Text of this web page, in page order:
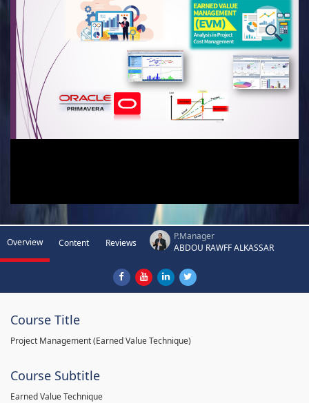
Overview Content Reviews
P.Manager
ABDOU RAWFF ALKASSAR
Course Title
Project Management (Earned Value Technique)
Course Subtitle
Earned Value Technique